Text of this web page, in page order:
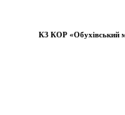
КЗ КОР «Обухівський